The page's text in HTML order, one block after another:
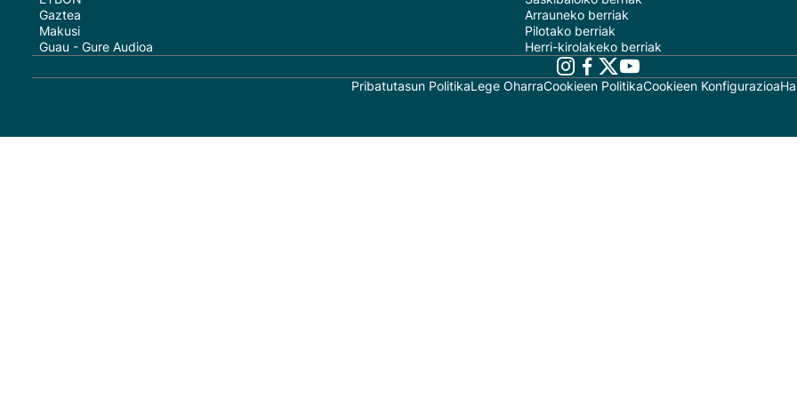
Gaztea
Makusi
Guau - Gure Audioa
Arrauneko berriak
Pilotako berriak
Herri-kirolakeko berriak
Pribatutasun PolitikaLege OharraCookieen PolitikaCookieen Konfigurazioa